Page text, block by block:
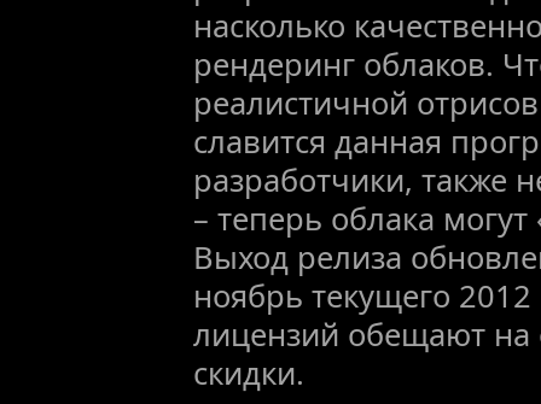
насколько
рендеринг облаков.
реалистичной
славится данная
разработчики, также
– теперь облака
Выход релиза
ноябрь текущего
лицензий обещают
скидки.